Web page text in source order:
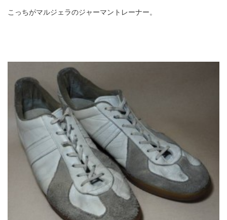
こっちがマルジェラのジャーマントレーナー。